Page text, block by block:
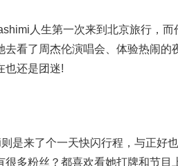
人生第一次来到北京旅行，
去看了周杰伦演唱会、体验热闹
也还是团迷!
是来了个一天快闪行程，与正好
很多粉丝？都喜欢看她打牌和节目